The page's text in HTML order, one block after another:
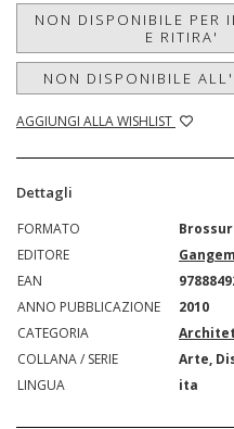
NON DISPONIBILE PER
E RITIRA'
NON DISPONIBILE
AGGIUNGI ALLA WISHLIST
Dettagli
FORMATO
EDITORE
EAN
ANNO PUBBLICAZIONE
2010
CATEGORIA
COLLANA / SERIE
Arte,
LINGUA
ita